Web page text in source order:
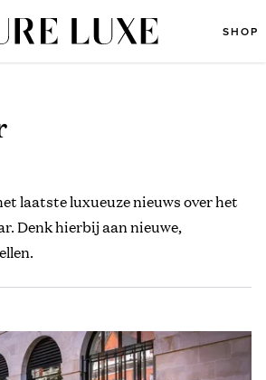
SHOP
laatste luxueuze nieuws over het
Denk hierbij aan nieuwe,